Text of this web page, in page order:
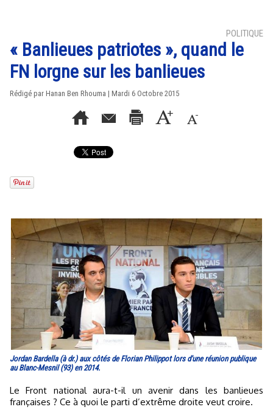
POLITIQUE
« Banlieues patriotes », quand le
FN lorgne sur les banlieues
Rédigé par Hanan Ben Rhouma | Mardi 6 Octobre 2015
Jordan Bardella (à dr.) aux côtés de Florian Philippot lors d'une réunion publique
au Blanc-Mesnil (93) en 2014.
Le Front national aura-t-il un avenir dans les banlieues
françaises ? Ce à quoi le parti d’extrême droite veut croire.